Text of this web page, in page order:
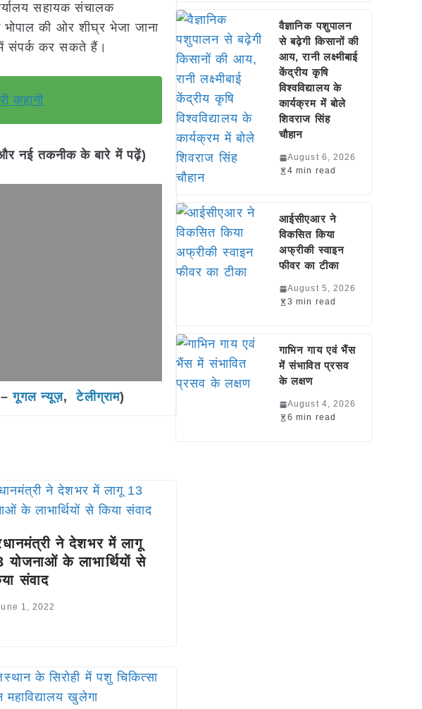
सहायक संचालक
की ओर शीघ्र भेजा जाना
में संपर्क कर सकते हैं।
कहानी
नई तकनीक के बारे में पढ़ें)
गूगल न्यूज़,टेलीग्राम)
ने देशभर में लागू
योजनाओं के लाभार्थियों से
संवाद
1, 2022
वैज्ञानिक पशुपालन
से बढ़ेगी किसानों की
आय, रानी लक्ष्मीबाई
केंद्रीय कृषि
विश्वविद्यालय के
कार्यक्रम में बोले
शिवराज सिंह
चौहान
August 6, 2026
4 min read
आईसीएआर ने
विकसित किया
अफ्रीकी स्वाइन
फीवर का टीका
August 5, 2026
3 min read
गाभिन गाय एवं भैंस
में संभावित प्रसव
के लक्षण
August 4, 2026
6 min read